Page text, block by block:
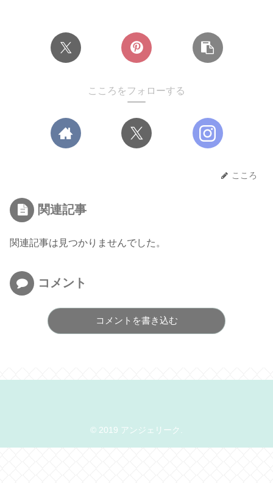
こころをフォローする
こころ
関連記事
関連記事は見つかりませんでした。
コメント
コメントを書き込む
© 2019 アンジェリーク.